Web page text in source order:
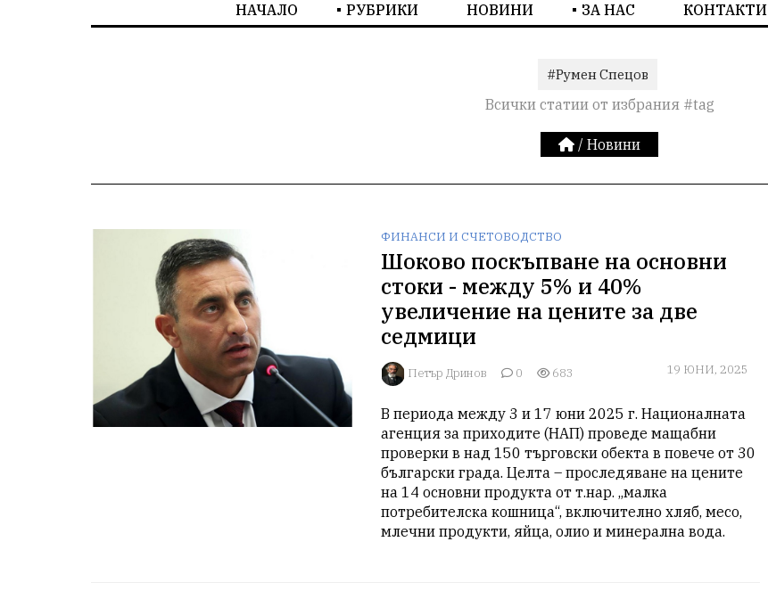
НАЧАЛО РУБРИКИ НОВИНИ ЗА НАС КОНТАКТИ
#Румен Спецов
Всички статии от избрания #tag
/ Новини
ФИНАНСИ И СЧЕТОВОДСТВО
Шоково поскъпване на основни
стоки - между 5% и 40%
увеличение на цените за две
седмици
Петър Дринов 0 683 19 ЮНИ, 2025
В периода между 3 и 17 юни 2025 г. Националната
агенция за приходите (НАП) проведе мащабни
проверки в над 150 търговски обекта в повече от 30
български града. Целта – проследяване на цените
на 14 основни продукта от т.нар. „малка
потребителска кошница“, включително хляб, месо,
млечни продукти, яйца, олио и минерална вода.